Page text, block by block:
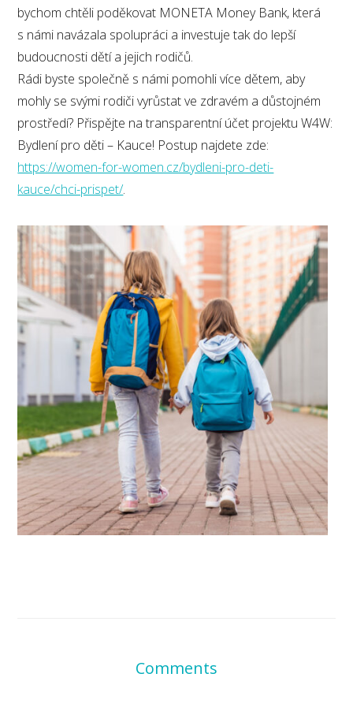
bychom chtěli poděkovat MONETA Money Bank, která
s námi navázala spolupráci a investuje tak do lepší
budoucnosti dětí a jejich rodičů.
Rádi byste společně s námi pomohli více dětem, aby
mohly se svými rodiči vyrůstat ve zdravém a důstojném
prostředí? Přispějte na transparentní účet projektu W4W:
Bydlení pro děti – Kauce! Postup najdete zde:
https://women-for-women.cz/bydleni-pro-deti-
kauce/chci-prispet/.
Comments